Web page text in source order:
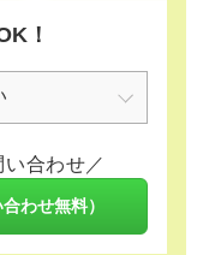
！
い合わせ／
合わせ無料）